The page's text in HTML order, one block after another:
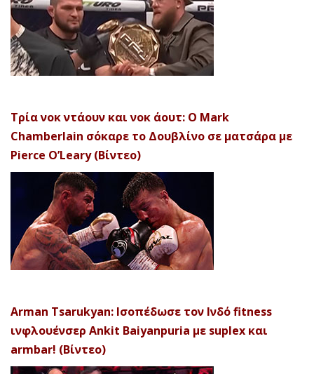
Τρία νοκ ντάουν και νοκ άουτ: Ο Mark
Chamberlain σόκαρε το Δουβλίνο σε ματσάρα με
Pierce O’Leary (Βίντεο)
Arman Tsarukyan: Ισοπέδωσε τον Ινδό fitness
ινφλουένσερ Ankit Baiyanpuria με suplex και
armbar! (Βίντεο)